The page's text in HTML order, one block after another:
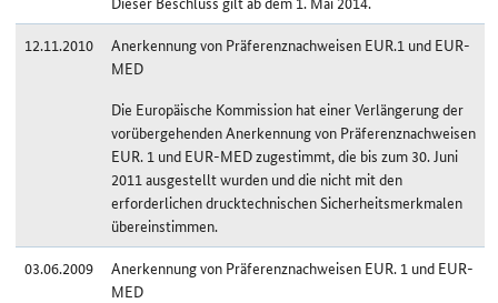
12.11.2010
Anerkennung von Präferenznachweisen EUR.1 und EUR-
MED
Die Europäische Kommission hat einer Verlängerung der
vorübergehenden Anerkennung von Präferenznachweisen
EUR. 1 und EUR-MED zugestimmt, die bis zum 30. Juni
2011 ausgestellt wurden und die nicht mit den
erforderlichen drucktechnischen Sicherheitsmerkmalen
übereinstimmen.
03.06.2009
Anerkennung von Präferenznachweisen EUR. 1 und EUR-
MED